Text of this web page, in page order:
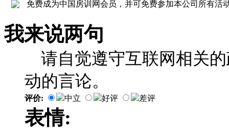
免费成为中国房训网会员，并可免费参加本公司所有活
我来说两句
请自觉遵守互联网相关
动的言论。
评价: 中立 好评 差评
表情: